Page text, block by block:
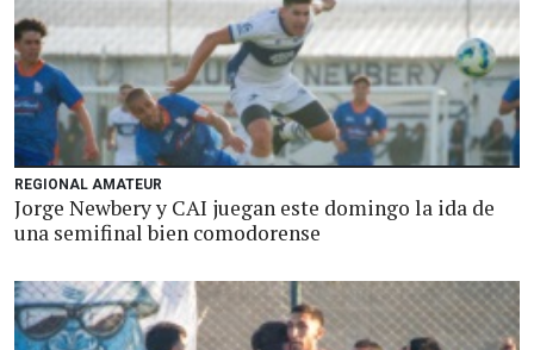
REGIONAL AMATEUR
Jorge Newbery y CAI juegan este domingo la ida de
una semifinal bien comodorense